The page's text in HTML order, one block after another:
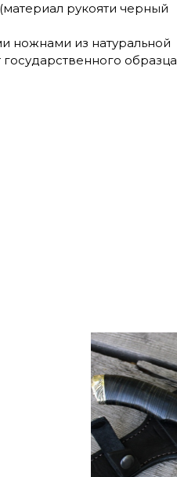
рукояти черный
ножнами из натуральной
образца